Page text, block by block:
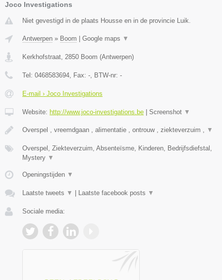
Joco Investigations
Niet gevestigd in de plaats Housse en in de provincie Luik.
Antwerpen » Boom Google maps ▼
Kerkhofstraat, 2850 Boom (Antwerpen)
Tel: 0468583694, Fax: -, BTW-nr: -
E-mail › Joco Investigations
Website: http://www.joco-investigations.be Screenshot ▼
Overspel , vreemdgaan , alimentatie , ontrouw , ziekteverzuim , ▼
Overspel, Ziekteverzuim, Absenteïsme, Kinderen, Bedrijfsdiefstal,
Mystery ▼
Openingstijden ▼
Laatste tweets ▼ Laatste facebook posts ▼
Sociale media: